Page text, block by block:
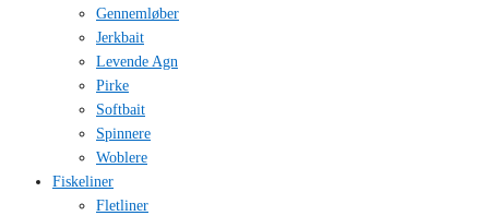
Gennemløber
Jerkbait
Levende Agn
Pirke
Softbait
Spinnere
Woblere
Fiskeliner
Fletliner